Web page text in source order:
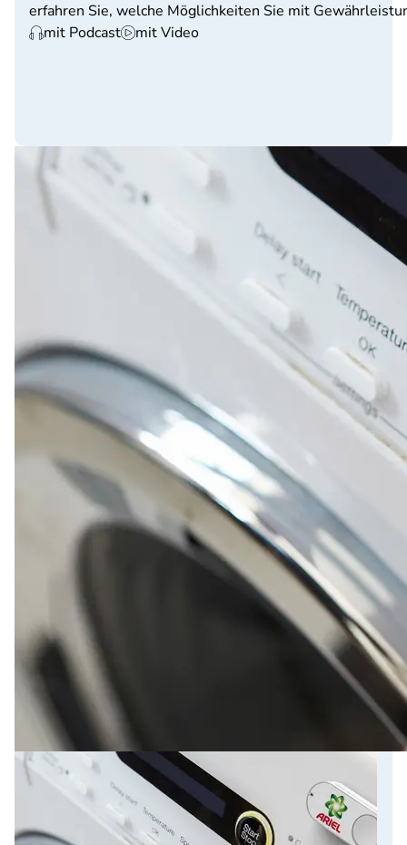
erfahren Sie, welche Möglichkeiten Sie mit
mit Podcast
mit Video